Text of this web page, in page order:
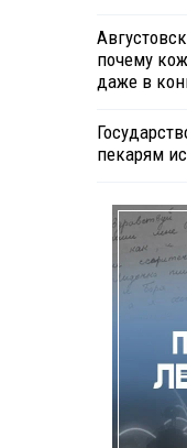
почему
даже в
пекарям